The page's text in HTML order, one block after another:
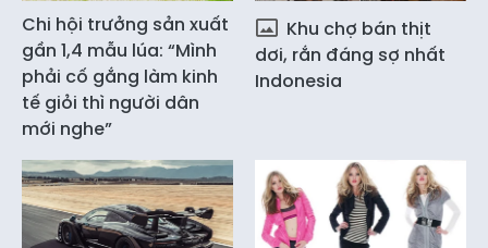
Chi hội trưởng sản xuất
gần 1,4 mẫu lúa: “Mình
phải cố gắng làm kinh
tế giỏi thì người dân
mới nghe”
Khu chợ bán thịt
dơi, rắn đáng sợ nhất
Indonesia